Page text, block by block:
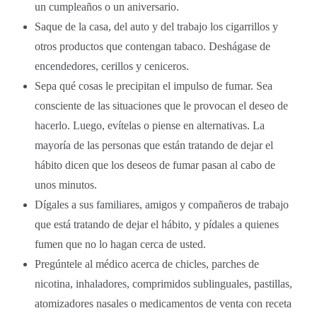
un cumpleaños o un aniversario.
Saque de la casa, del auto y del trabajo los cigarrillos y
otros productos que contengan tabaco. Deshágase de
encendedores, cerillos y ceniceros.
Sepa qué cosas le precipitan el impulso de fumar. Sea
consciente de las situaciones que le provocan el deseo de
hacerlo. Luego, evítelas o piense en alternativas. La
mayoría de las personas que están tratando de dejar el
hábito dicen que los deseos de fumar pasan al cabo de
unos minutos.
Dígales a sus familiares, amigos y compañeros de trabajo
que está tratando de dejar el hábito, y pídales a quienes
fumen que no lo hagan cerca de usted.
Pregúntele al médico acerca de chicles, parches de
nicotina, inhaladores, comprimidos sublinguales, pastillas,
atomizadores nasales o medicamentos de venta con receta